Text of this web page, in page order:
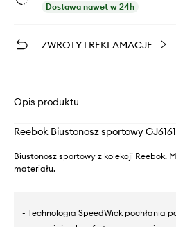
Dostawa nawet w 24h
ZWROTY I REKLAMACJE
Opis produktu
Reebok Biustonosz sportowy GJ6161
Biustonosz sportowy z kolekcji Reebok.
materiału.
- Technologia SpeedWick pochłania